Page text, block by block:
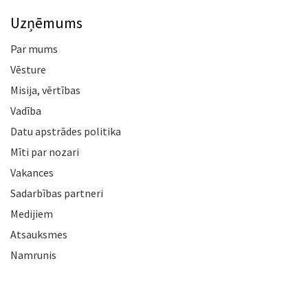
Uzņēmums
Par mums
Vēsture
Misija, vērtības
Vadība
Datu apstrādes politika
Mīti par nozari
Vakances
Sadarbības partneri
Medijiem
Atsauksmes
Namrunis